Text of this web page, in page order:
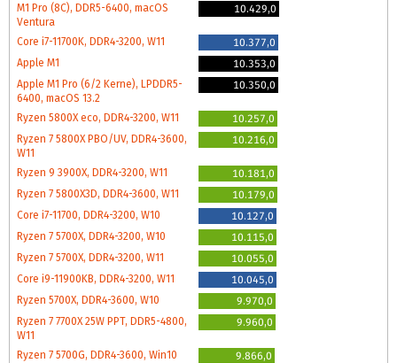
M1 Pro (8C), DDR5-6400, macOS
Ventura
10.429,0
Core i7-11700K, DDR4-3200, W11
10.377,0
Apple M1
10.353,0
Apple M1 Pro (6/2 Kerne), LPDDR5-
6400, macOS 13.2
10.350,0
Ryzen 5800X eco, DDR4-3200, W11
10.257,0
Ryzen 7 5800X PBO/UV, DDR4-3600,
W11
10.216,0
Ryzen 9 3900X, DDR4-3200, W11
10.181,0
Ryzen 7 5800X3D, DDR4-3600, W11
10.179,0
Core i7-11700, DDR4-3200, W10
10.127,0
Ryzen 7 5700X, DDR4-3200, W10
10.115,0
Ryzen 7 5700X, DDR4-3200, W11
10.055,0
Core i9-11900KB, DDR4-3200, W11
10.045,0
Ryzen 5700X, DDR4-3600, W10
9.970,0
Ryzen 7 7700X 25W PPT, DDR5-4800,
W11
9.960,0
Ryzen 7 5700G, DDR4-3600, Win10
9.866,0